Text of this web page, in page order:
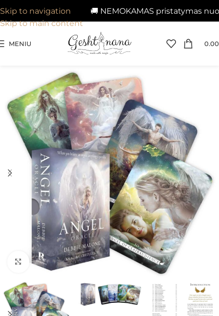
🚚 NEMOKAMAS pristatymas nuo
Skip to navigation
Skip to main content
MENIU 0.00
Spustelėkite, kad padidintumėte